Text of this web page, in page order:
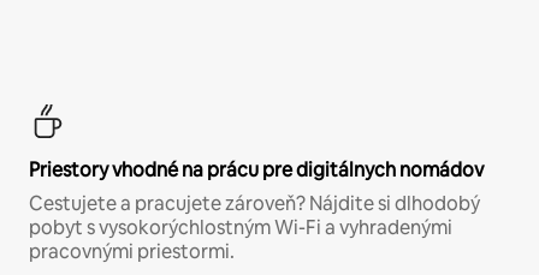
Priestory vhodné na prácu pre digitálnych nomádov
Cestujete a pracujete zároveň? Nájdite si dlhodobý
pobyt s vysokorýchlostným Wi-Fi a vyhradenými
pracovnými priestormi.